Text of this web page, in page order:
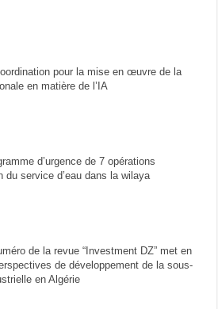
pour la mise en œuvre de la
en matière de l’IA
d’urgence de 7 opérations
du service d’eau dans la wilaya
de la revue “Investment DZ” met en
de développement de la sous-
en Algérie